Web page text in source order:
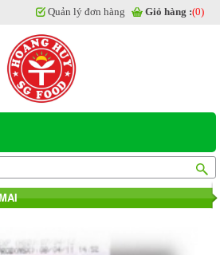
Quản lý đơn hàng Giỏ hàng :(0)